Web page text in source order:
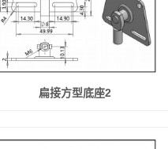
扁接方型底座2